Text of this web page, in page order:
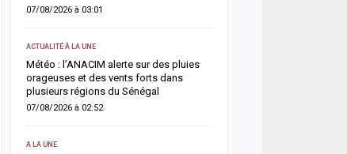
07/08/2026 à 03:01
ACTUALITÉ À LA UNE
Météo : l’ANACIM alerte sur des pluies
orageuses et des vents forts dans
plusieurs régions du Sénégal
07/08/2026 à 02:52
A LA UNE